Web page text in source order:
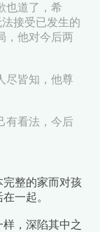
也道了，希
接受已发生的
，他对今后两
尽皆知，他尊
有看法，今后
完整的家而对孩
一起。
，深陷其中之